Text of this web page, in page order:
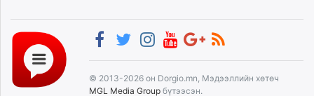
© 2013-2026 он Dorgio.mn, Мэдээллийн хөтөч
MGL Media Group бүтээсэн.